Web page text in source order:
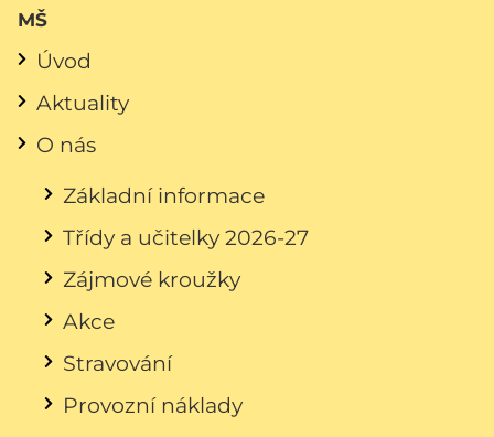
MŠ
Úvod
Aktuality
O nás
Základní informace
Třídy a učitelky 2026-27
Zájmové kroužky
Akce
Stravování
Provozní náklady